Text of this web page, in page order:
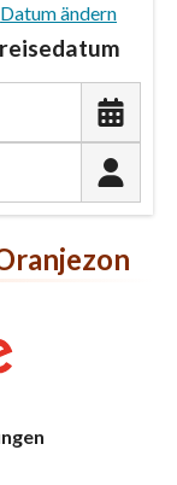
Datum ändern